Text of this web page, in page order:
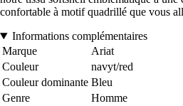
confortable à motif quadrillé que vous
Informations complémentaires
Marque
Ariat
Couleur
navyt/red
Couleur dominante Bleu
Genre
Homme